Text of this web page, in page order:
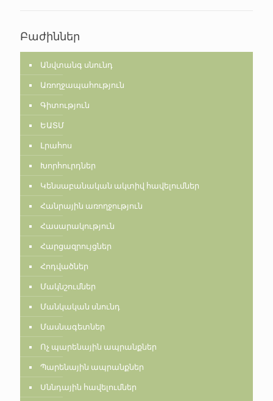
Բաժիններ
Անվտանգ սնունդ
Առողջապահություն
Գիտություն
ԵԱՏՄ
Լրահոս
Խորհուրդներ
Կենսաբանական ակտիվ հավելումներ
Հանրային առողջություն
Հասարակություն
Հարցազրույցներ
Հոդվածներ
Մակնշումներ
Մանկական սնունդ
Մասնագետներ
Ոչ պարենային ապրանքներ
Պարենային ապրանքներ
Սննդային հավելումներ